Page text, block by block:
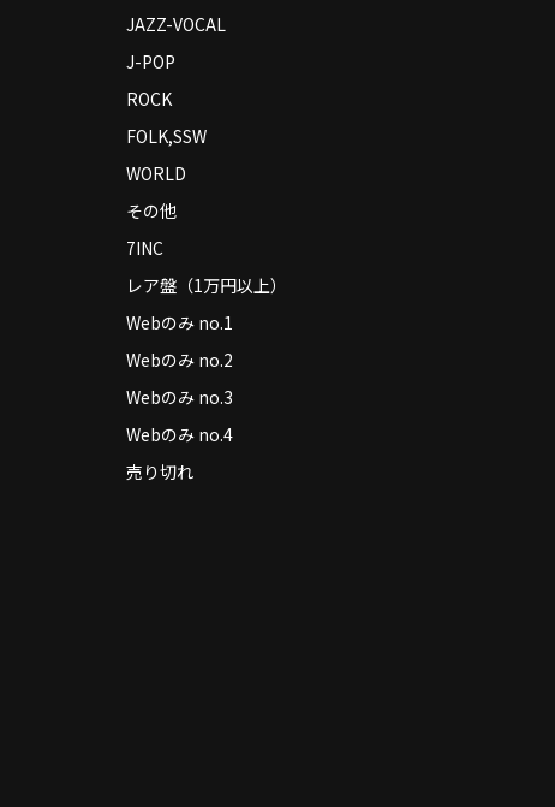
JAZZ-VOCAL
J-POP
ROCK
FOLK,SSW
WORLD
その他
7INC
レア盤（1万円以上）
Webのみ no.1
Webのみ no.2
Webのみ no.3
Webのみ no.4
売り切れ